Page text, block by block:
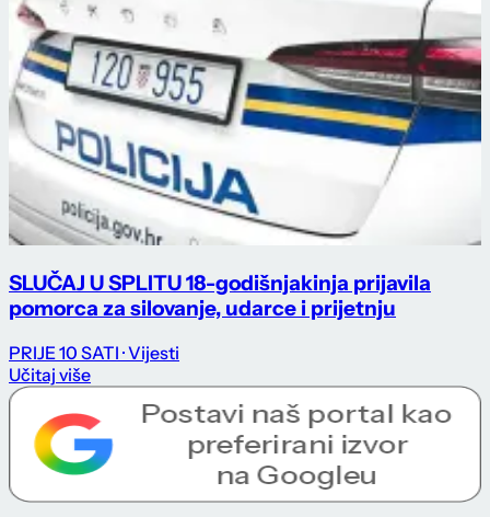
SLUČAJ U SPLITU 18-godišnjakinja prijavila
pomorca za silovanje, udarce i prijetnju
PRIJE 10 SATI · Vijesti
Učitaj više